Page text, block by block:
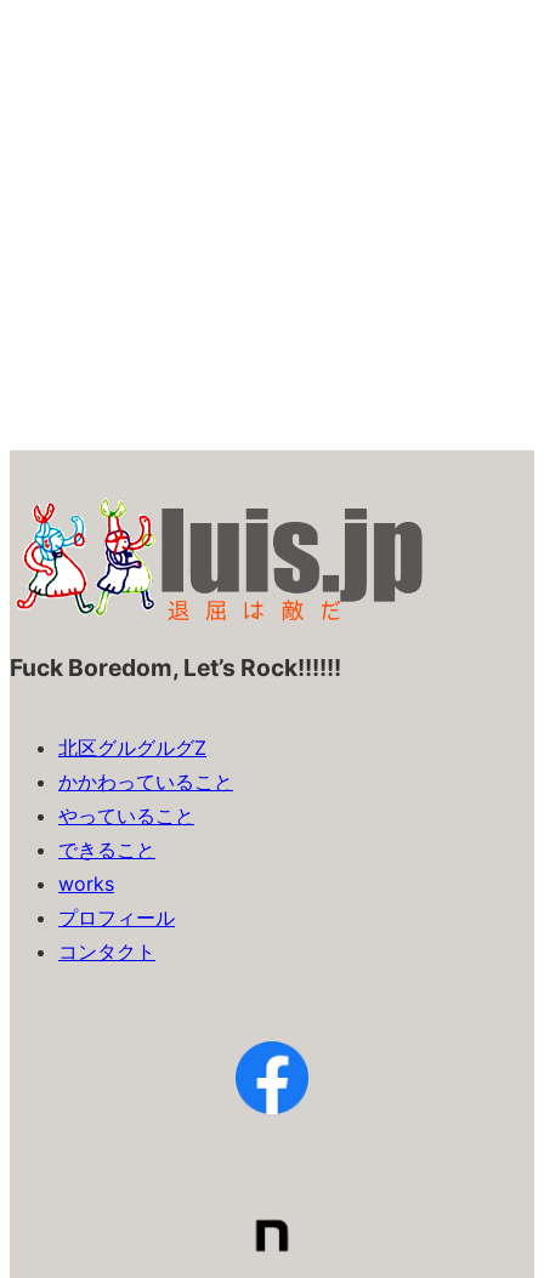
Fuck Boredom, Let’s Rock!!!!!!
北区グルグルグZ
かかわっていること
やっていること
できること
works
プロフィール
コンタクト